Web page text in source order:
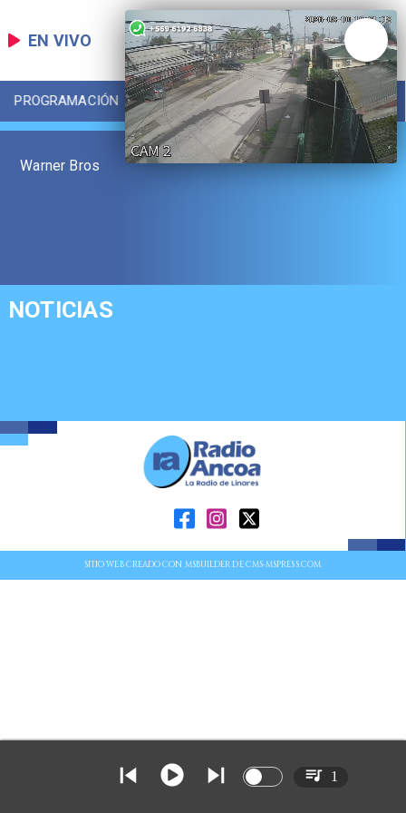
EN VIVO
PROGRAMACIÓN LOCAL DEPORTES
Warner Bros
NOTICIAS
SITIO WEB CREADO CON MSBUILDER DE CMS-MSPRESS.COM
1